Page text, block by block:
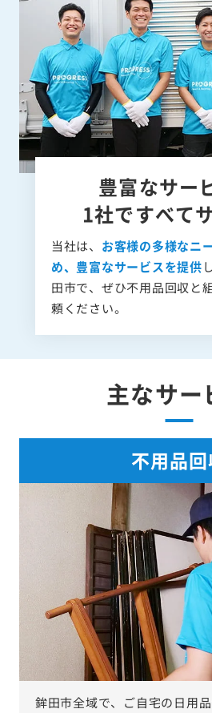
豊富なサー
1社ですべて
当社は、 お客様の多様なニ
め、豊富なサービスを提供
田市で、ぜひ不用品回収と
頼ください。
主なサー
不用品回
鉾田市全域で、ご自宅の日用